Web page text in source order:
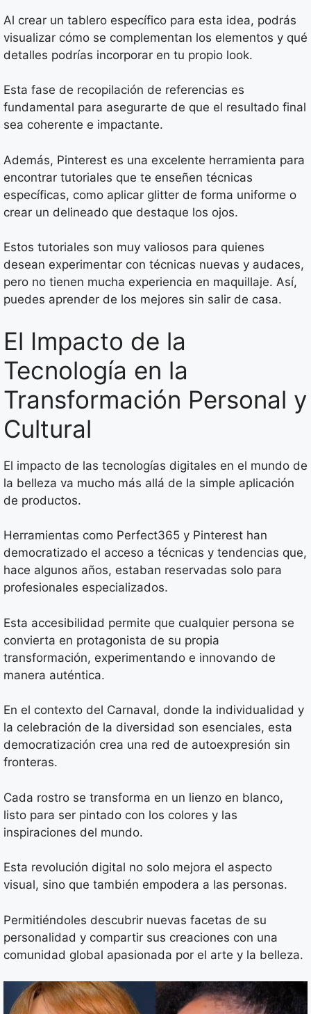
Al crear un tablero específico para esta idea, podrás
visualizar cómo se complementan los elementos y qué
detalles podrías incorporar en tu propio look.
Esta fase de recopilación de referencias es
fundamental para asegurarte de que el resultado final
sea coherente e impactante.
Además, Pinterest es una excelente herramienta para
encontrar tutoriales que te enseñen técnicas
específicas, como aplicar glitter de forma uniforme o
crear un delineado que destaque los ojos.
Estos tutoriales son muy valiosos para quienes
desean experimentar con técnicas nuevas y audaces,
pero no tienen mucha experiencia en maquillaje. Así,
puedes aprender de los mejores sin salir de casa.
El Impacto de la
Tecnología en la
Transformación Personal y
Cultural
El impacto de las tecnologías digitales en el mundo de
la belleza va mucho más allá de la simple aplicación
de productos.
Herramientas como Perfect365 y Pinterest han
democratizado el acceso a técnicas y tendencias que,
hace algunos años, estaban reservadas solo para
profesionales especializados.
Esta accesibilidad permite que cualquier persona se
convierta en protagonista de su propia
transformación, experimentando e innovando de
manera auténtica.
En el contexto del Carnaval, donde la individualidad y
la celebración de la diversidad son esenciales, esta
democratización crea una red de autoexpresión sin
fronteras.
Cada rostro se transforma en un lienzo en blanco,
listo para ser pintado con los colores y las
inspiraciones del mundo.
Esta revolución digital no solo mejora el aspecto
visual, sino que también empodera a las personas.
Permitiéndoles descubrir nuevas facetas de su
personalidad y compartir sus creaciones con una
comunidad global apasionada por el arte y la belleza.